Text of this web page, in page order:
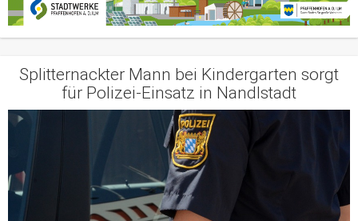
Splitternackter Mann bei Kindergarten sorgt
für Polizei-Einsatz in Nandlstadt